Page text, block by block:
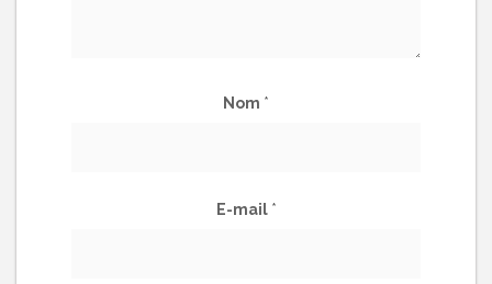
Nom *
E-mail *